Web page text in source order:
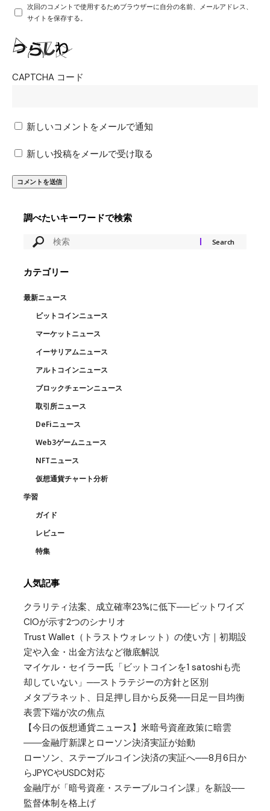
次回のコメントで使用するためブラウザーに自分の名前、メールアドレス、
サイトを保存する。
CAPTCHA コード
新しいコメントをメールで通知
新しい投稿をメールで受け取る
調べたいキーワードで検索
カテゴリー
最新ニュース
ビットコインニュース
マーケットニュース
イーサリアムニュース
アルトコインニュース
ブロックチェーンニュース
取引所ニュース
DeFiニュース
Web3ゲームニュース
NFTニュース
仮想通貨チャート分析
学習
ガイド
レビュー
特集
人気記事
クラリティ法案、成立確率23%に低下──ビットワイズ
CIOが示す2つのシナリオ
Trust Wallet（トラストウォレット）の使い方｜初期設
定や入金・出金方法など徹底解説
マイケル・セイラー氏「ビットコインを1 satoshiも売
却していない」──ストラテジーの方針と区別
メタプラネット、日足押し目から反発──日足一目均衡
表雲下端が次の焦点
【今日の仮想通貨ニュース】米暗号資産政策に暗雲
――金融庁新課とローソン決済実証が始動
ローソン、ステーブルコイン決済の実証へ──8月6日か
らJPYCやUSDC対応
金融庁が「暗号資産・ステーブルコイン課」を新設──
監督体制を格上げ